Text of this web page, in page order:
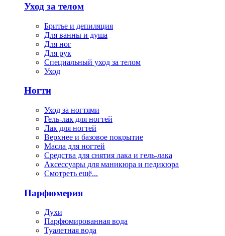
Уход за телом
Бритье и депиляция
Для ванны и душа
Для ног
Для рук
Специальный уход за телом
Уход
Ногти
Уход за ногтями
Гель-лак для ногтей
Лак для ногтей
Верхнее и базовое покрытие
Масла для ногтей
Средства для снятия лака и гель-лака
Аксессуары для маникюра и педикюра
Смотреть ещё...
Парфюмерия
Духи
Парфюмированная вода
Туалетная вода